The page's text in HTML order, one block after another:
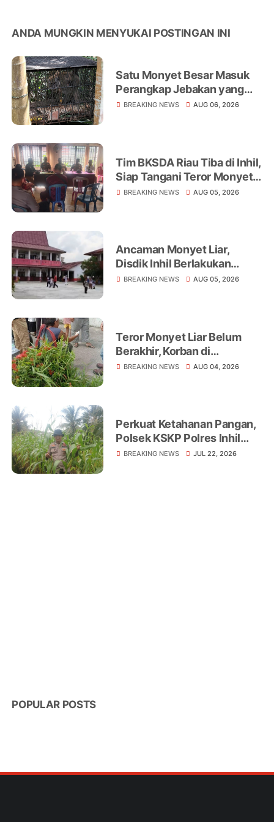
ANDA MUNGKIN MENYUKAI POSTINGAN INI
Satu Monyet Besar Masuk
Perangkap Jebakan yang
Dipasang di Belakang
BREAKING NEWS AUG 06, 2026
Tim BKSDA Riau Tiba di Inhil,
Siap Tangani Teror Monyet
Liar yang Telah Melukai 18
BREAKING NEWS AUG 05, 2026
Ancaman Monyet Liar,
Disdik Inhil Berlakukan
Belajar dari Rumah di
BREAKING NEWS AUG 05, 2026
Teror Monyet Liar Belum
Berakhir, Korban di
Tembilahan Terus
BREAKING NEWS AUG 04, 2026
Perkuat Ketahanan Pangan,
Polsek KSKP Polres Inhil
Turun Langsung Dampingi
BREAKING NEWS JUL 22, 2026
POPULAR POSTS